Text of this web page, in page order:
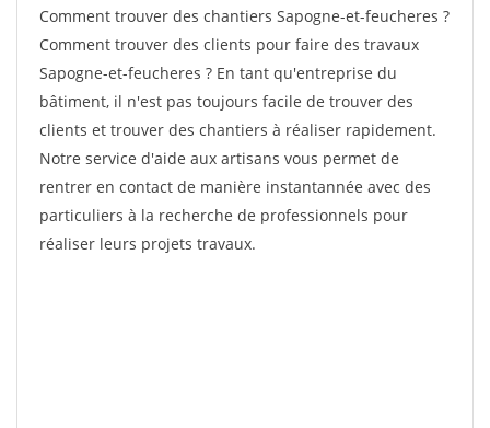
Comment trouver des chantiers Sapogne-et-feucheres ?
Comment trouver des clients pour faire des travaux
Sapogne-et-feucheres ? En tant qu'entreprise du
bâtiment, il n'est pas toujours facile de trouver des
clients et trouver des chantiers à réaliser rapidement.
Notre service d'aide aux artisans vous permet de
rentrer en contact de manière instantannée avec des
particuliers à la recherche de professionnels pour
réaliser leurs projets travaux.